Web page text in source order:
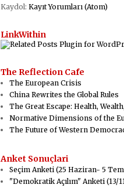
Kaydol: Kayıt Yorumları (Atom)
LinkWithin
The Reflection Cafe
The European Crisis
China Rewrites the Global Rules
The Great Escape: Health,
Normative Dimensions of the
The Future of Western
Anket Sonuçlari
Seçim Anketi (25 Haziran- 5
"Demokratik Açılım" Anketi (13/